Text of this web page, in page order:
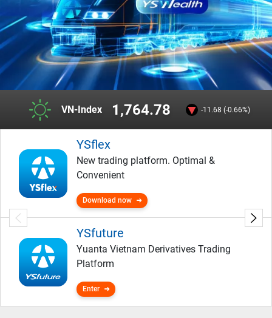
VN-Index 1,764.78 -11.68 (-0.66%)
YSflex
New trading platform. Optimal &
Convenient
Download now
YSfuture
Yuanta Vietnam Derivatives Trading
Platform
Enter